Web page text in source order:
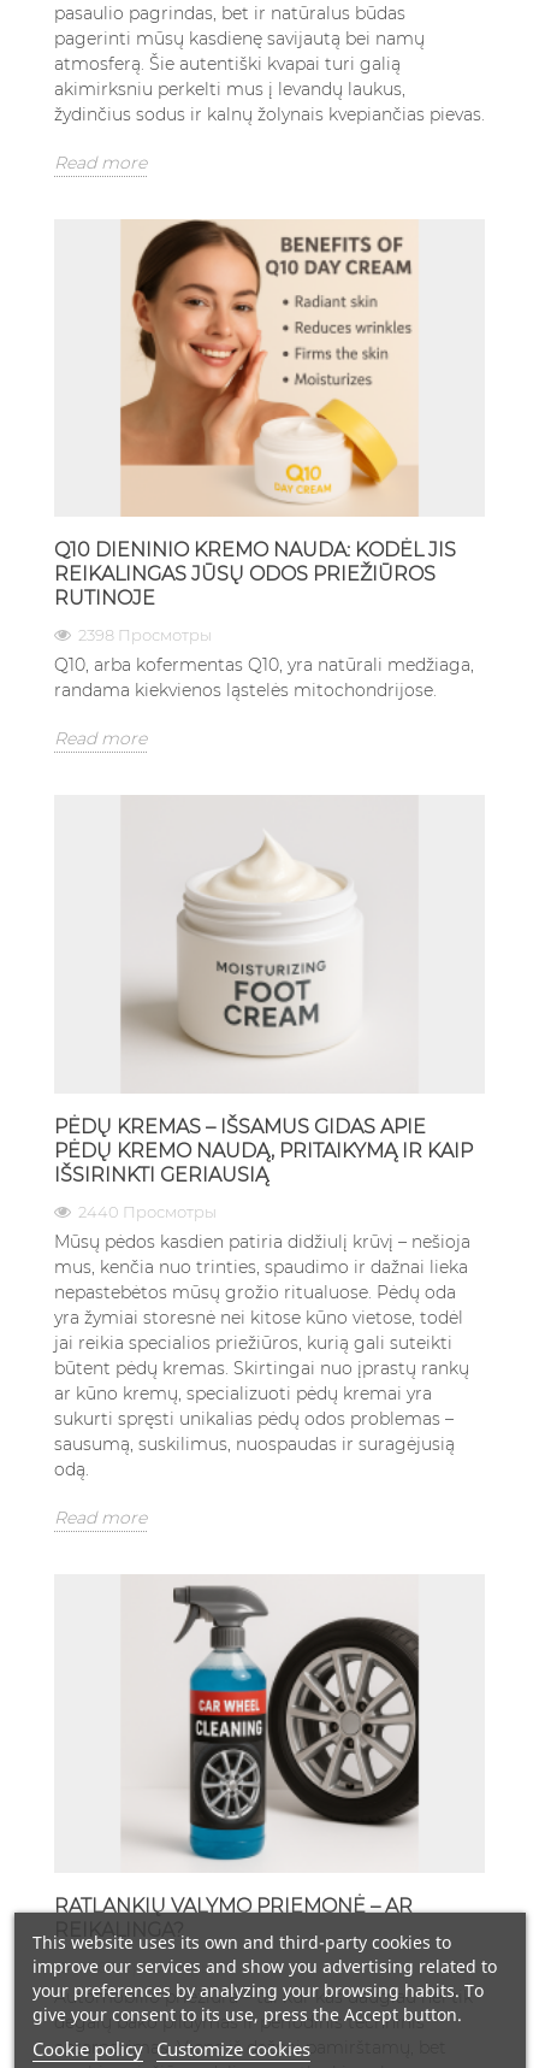
pasaulio pagrindas, bet ir natūralus būdas
pagerinti mūsų kasdienę savijautą bei namų
atmosferą. Šie autentiški kvapai turi galią
akimirksniu perkelti mus į levandų laukus,
žydinčius sodus ir kalnų žolynais kvepiančias pievas.
Read more
Q10 DIENINIO KREMO NAUDA: KODĖL JIS
REIKALINGAS JŪSŲ ODOS PRIEŽIŪROS
RUTINOJE
2398 Просмотры
Q10, arba kofermentas Q10, yra natūrali medžiaga,
randama kiekvienos ląstelės mitochondrijose.
Read more
PĖDŲ KREMAS – IŠSAMUS GIDAS APIE
PĖDŲ KREMO NAUDĄ, PRITAIKYMĄ IR KAIP
IŠSIRINKTI GERIAUSIĄ
2440 Просмотры
Mūsų pėdos kasdien patiria didžiulį krūvį – nešioja
mus, kenčia nuo trinties, spaudimo ir dažnai lieka
nepastebėtos mūsų grožio ritualuose. Pėdų oda
yra žymiai storesnė nei kitose kūno vietose, todėl
jai reikia specialios priežiūros, kurią gali suteikti
būtent pėdų kremas. Skirtingai nuo įprastų rankų
ar kūno kremų, specializuoti pėdų kremai yra
sukurti spręsti unikalias pėdų odos problemas –
sausumą, suskilimus, nuospaudas ir suragėjusią
odą.
Read more
RATLANKIŲ VALYMO PRIEMONĖ – AR
REIKALINGA?
2465 Просмотры
Automobilio priežiūra – tai kur kas daugiau nei tik
degalų bako pildymas ir periodinis techninis
aptarnavimas. Viena iš dažnai pamirštamų, bet
This website uses its own and third-party cookies to
improve our services and show you advertising related to
your preferences by analyzing your browsing habits. To
give your consent to its use, press the Accept button.
Cookie policy Customize cookies